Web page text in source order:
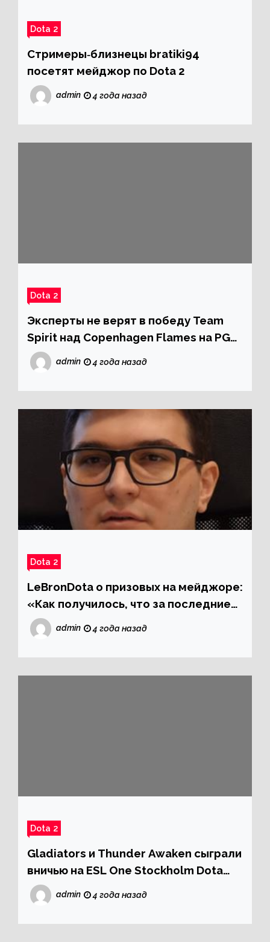
Dota 2
Стримеры‑близнецы bratiki94
посетят мейджор по Dota 2
admin 4 года назад
Dota 2
Эксперты не верят в победу Team
Spirit над Copenhagen Flames на PGL
Major Antwerp 2022
admin 4 года назад
Dota 2
LeBronDota о призовых на мейджоре:
«Как получилось, что за последние
места не дают ни цента?»
admin 4 года назад
Dota 2
Gladiators и Thunder Awaken сыграли
вничью на ESL One Stockholm Dota
Major 2022
admin 4 года назад